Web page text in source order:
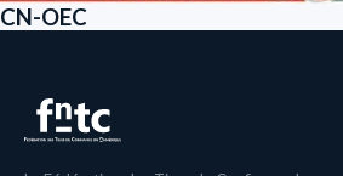
CN-OEC